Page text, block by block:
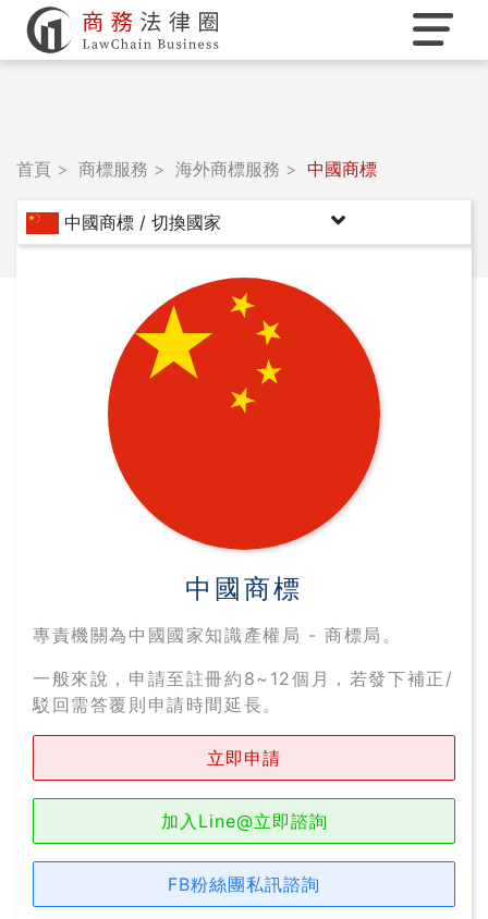
商標服務
實務Q&A
註冊
首頁 商標服務 海外商標服務 中國商標
中國商標
專責機關為中國國家知識產權局 - 商標局。
一般來說，申請至註冊約8~12個月，若發下補正/
駁回需答覆則申請時間延長。
立即申請
加入Line@立即諮詢
FB粉絲團私訊諮詢
中國商標 / 切換國家